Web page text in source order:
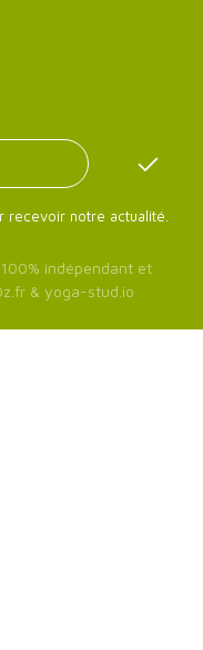
notre actualité.
indépendant et
& yoga-stud.io